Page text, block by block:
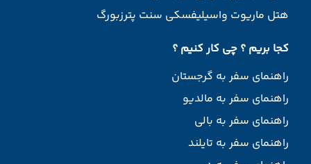
هتل ماریوت واسیلیفسکی سنت پترزبورگ
کجا بریم ؟ چی کار کنیم ؟
راهنمای سفر به گرجستان
راهنمای سفر به مالدیو
راهنمای سفر به بالی
راهنمای سفر به تایلند